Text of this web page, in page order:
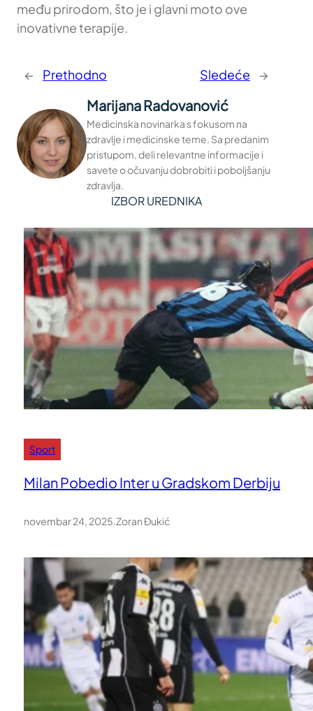
među prirodom, što je i glavni moto ove
inovativne terapije.
← Prethodno Sledeće →
Marijana Radovanović
Medicinska novinarka s fokusom na
zdravlje i medicinske teme. Sa predanim
pristupom, deli relevantne informacije i
savete o očuvanju dobrobiti i poboljšanju
zdravlja.
IZBOR UREDNIKA
Sport
Milan Pobedio Inter u Gradskom Derbiju
novembar 24, 2025.Zoran Đukić